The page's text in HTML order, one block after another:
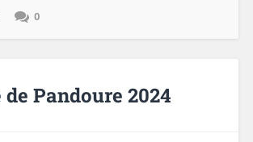
0
Pandoure 2024